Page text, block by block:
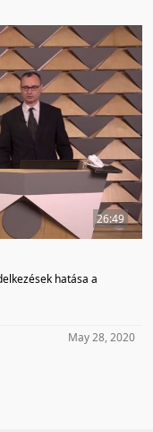
26:49
hatása a
May 28, 2020